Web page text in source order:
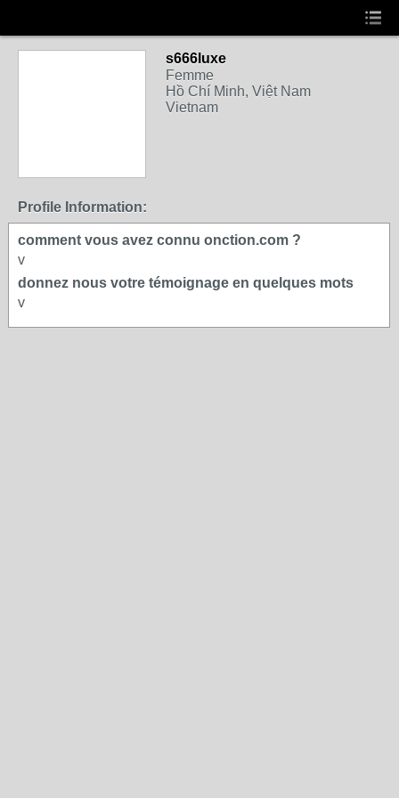
s666luxe
Femme
Hồ Chí Minh, Việt Nam
Vietnam
Profile Information:
comment vous avez connu onction.com ?
v
donnez nous votre témoignage en quelques mots
v